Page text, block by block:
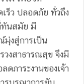
ร็ว ปลอดภัย ทั่วถึง
ทันสมัย มี
มุ่งสู่การเป็น
วงสาธารณสุข จึงมี
ภาระงานของเจ้า